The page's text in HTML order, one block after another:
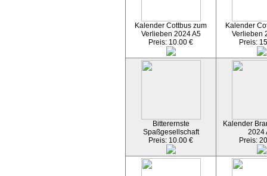
Kalender Cottbus zum
Verlieben 2024 A5
Preis: 10.00 €
Kalender
Verlieben
Preis:
Bitterernste
Spaßgesellschaft
Preis: 10.00 €
Kalender
2024
Preis: